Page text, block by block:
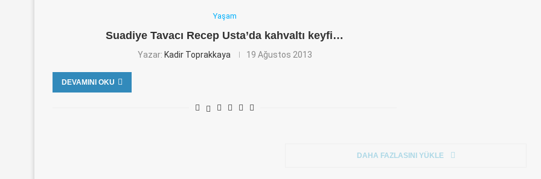
Yaşam
Suadiye Tavacı Recep Usta’da kahvaltı keyfi…
Yazar: Kadir Toprakkaya 19 Ağustos 2013
DEVAMINI OKU
DAHA FAZLASINI YÜKLE